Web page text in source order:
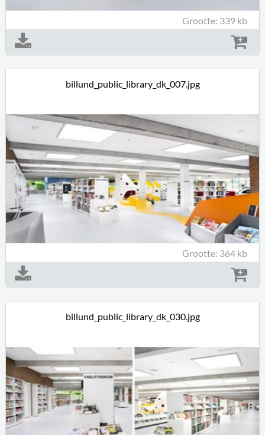
Grootte: 339 kb
billund_public_library_dk_007.jpg
Grootte: 364 kb
billund_public_library_dk_030.jpg